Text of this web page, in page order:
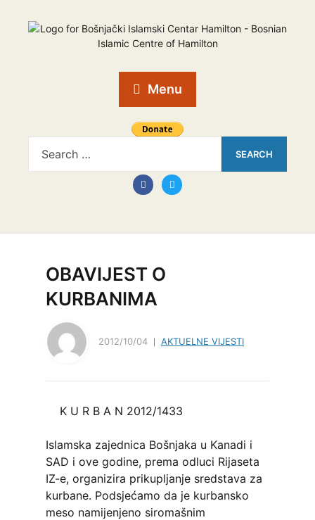
Menu
OBAVIJEST O
KURBANIMA
2012/10/04 AKTUELNE VIJESTI
K U R B A N 2012/1433
Islamska zajednica Bošnjaka u Kanadi i
SAD i ove godine, prema odluci Rijaseta
IZ-e, organizira prikupljanje sredstava za
kurbane. Podsjećamo da je kurbansko
meso namijenjeno siromašnim